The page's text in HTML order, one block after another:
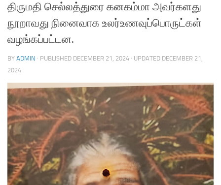
திருமதி செல்லத்துரை கனகம்மா அவர்களது
நூறாவது நினைவாக உலர்உணவுப்பொருட்கள்
வழங்கப்பட்டன.
BY ADMIN · PUBLISHED DECEMBER 21, 2024 · UPDATED DECEMBER 21,
2024